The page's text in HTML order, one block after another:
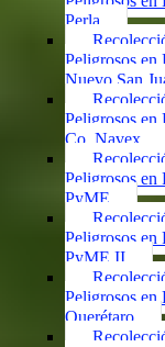
Perla
Peligrosos en
Nuevo San
Peligrosos en
Co. Navex
Peligrosos en
PyME
Peligrosos en
PyME II
Peligrosos en
Querétaro